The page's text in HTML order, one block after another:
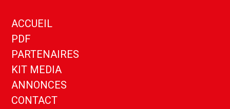
ACCUEIL
PDF
PARTENAIRES
KIT MEDIA
ANNONCES
CONTACT